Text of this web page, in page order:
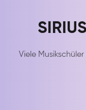
SIRIUS
Viele